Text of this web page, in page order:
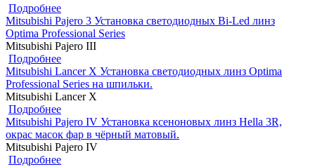
Подробнее
Mitsubishi Pajero 3 Установка светодиодных Bi-Led линз
Optima Professional Series
Mitsubishi Pajero III
Подробнее
Mitsubishi Lancer X Установка светодиодных линз Optima
Professional Series на шпильки.
Mitsubishi Lancer X
Подробнее
Mitsubishi Pajero IV Установка ксеноновых линз Hella 3R,
окрас масок фар в чёрный матовый.
Mitsubishi Pajero IV
Подробнее